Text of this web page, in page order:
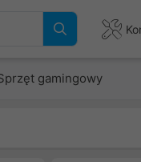
gamingowy